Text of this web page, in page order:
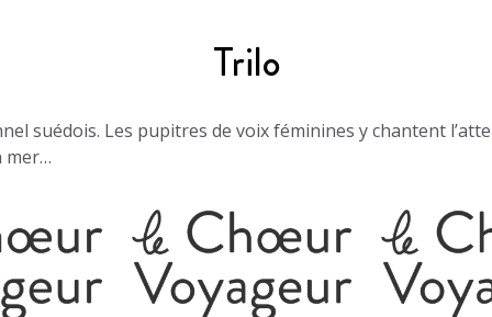
Trilo
suédois. Les pupitres de voix féminines y chantent
mer…